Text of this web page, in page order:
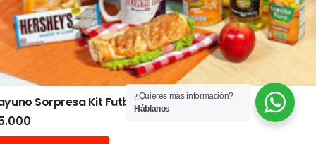
Sorpresa Kit Futbolero¿Quieres más información?
Háblanos